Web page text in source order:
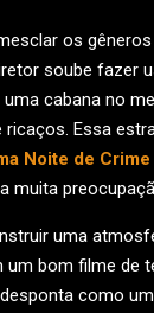
os
soube fazer
cabana no
ricaços. Essa
Noite de Crime
muita
uma
bom filme de
desponta como